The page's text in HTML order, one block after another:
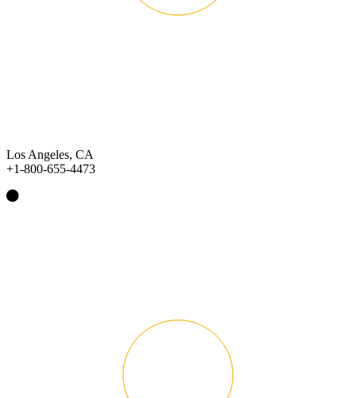
Los Angeles, CA
+1-800-655-4473